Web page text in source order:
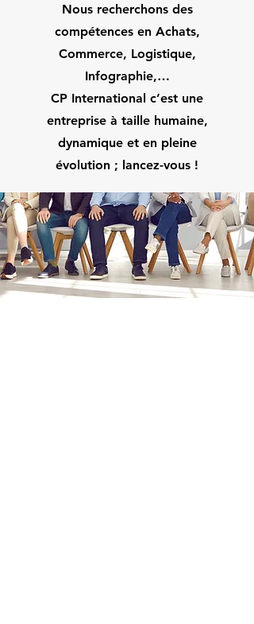
Nous recherchons des
compétences en Achats,
Commerce, Logistique,
Infographie,…
CP International c’est une
entreprise à taille humaine,
dynamique et en pleine
évolution ; lancez-vous !